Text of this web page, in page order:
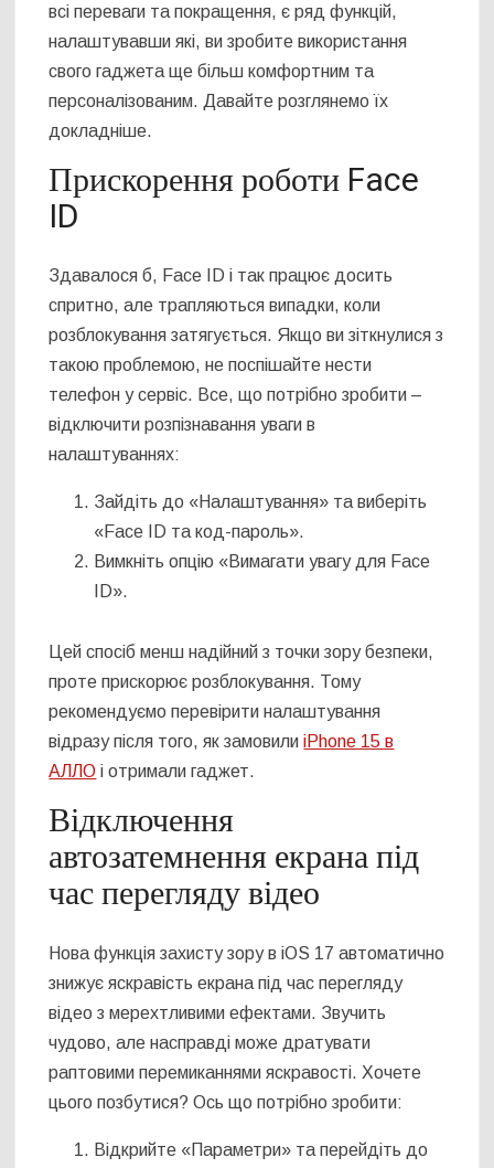
всі переваги та покращення, є ряд функцій,
налаштувавши які, ви зробите використання
свого гаджета ще більш комфортним та
персоналізованим. Давайте розглянемо їх
докладніше.
Прискорення роботи Face
ID
Здавалося б, Face ID і так працює досить
спритно, але трапляються випадки, коли
розблокування затягується. Якщо ви зіткнулися з
такою проблемою, не поспішайте нести
телефон у сервіс. Все, що потрібно зробити –
відключити розпізнавання уваги в
налаштуваннях:
Зайдіть до «Налаштування» та виберіть
«Face ID та код-пароль».
Вимкніть опцію «Вимагати увагу для Face
ID».
Цей спосіб менш надійний з точки зору безпеки,
проте прискорює розблокування. Тому
рекомендуємо перевірити налаштування
відразу після того, як замовилиiPhone 15 в
АЛЛО і отримали гаджет.
Відключення
автозатемнення екрана під
час перегляду відео
Нова функція захисту зору в iOS 17 автоматично
знижує яскравість екрана під час перегляду
відео з мерехтливими ефектами. Звучить
чудово, але насправді може дратувати
раптовими перемиканнями яскравості. Хочете
цього позбутися? Ось що потрібно зробити:
Відкрийте «Параметри» та перейдіть до